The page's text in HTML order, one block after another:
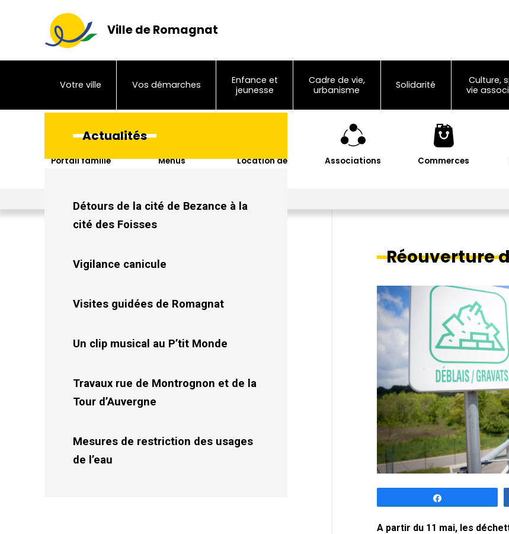
Ville de Romagnat
Votre ville Vos démarches
Enfance et
jeunesse
Cadre de vie,
urbanisme
Solidarité
Culture,
vie
Portail famille Menus
Location de
Associations Commerces
Réouverture
A partir du 11 mai, les
Actualités
Détours de la cité de Bezance à la
cité des Foisses
Vigilance canicule
Visites guidées de Romagnat
Un clip musical au P’tit Monde
Travaux rue de Montrognon et de la
Tour d’Auvergne
Mesures de restriction des usages
de l’eau